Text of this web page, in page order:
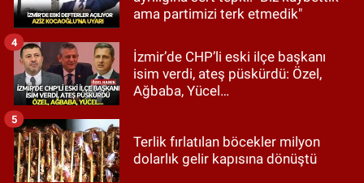
ama partimizi terk etmedik"
İzmir’de CHP’li eski ilçe başkanı
isim verdi, ateş püskürdü: Özel,
Ağbaba, Yücel…
4
Terlik fırlatılan böcekler milyon
dolarlık gelir kapısına dönüştü
5